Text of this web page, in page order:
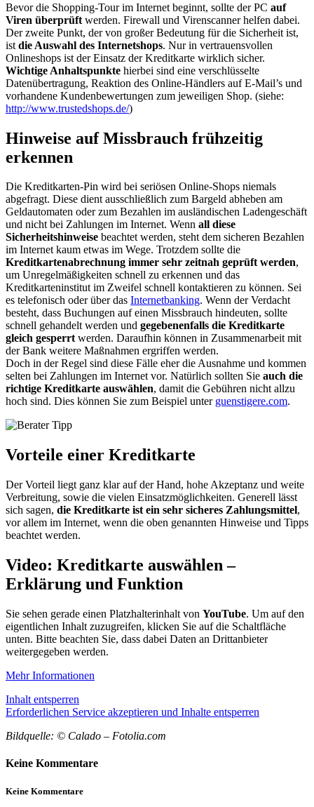
Bevor die Shopping-Tour im Internet beginnt, sollte der PC auf
Viren überprüft werden. Firewall und Virenscanner helfen dabei.
Der zweite Punkt, der von großer Bedeutung für die Sicherheit ist,
ist die Auswahl des Internetshops. Nur in vertrauensvollen
Onlineshops ist der Einsatz der Kreditkarte wirklich sicher.
Wichtige Anhaltspunkte hierbei sind eine verschlüsselte
Datenübertragung, Reaktion des Online-Händlers auf E-Mail’s und
vorhandene Kundenbewertungen zum jeweiligen Shop. (siehe:
http://www.trustedshops.de/)
Hinweise auf Missbrauch frühzeitig
erkennen
Die Kreditkarten-Pin wird bei seriösen Online-Shops niemals
abgefragt. Diese dient ausschließlich zum Bargeld abheben am
Geldautomaten oder zum Bezahlen im ausländischen Ladengeschäft
und nicht bei Zahlungen im Internet. Wenn all diese
Sicherheitshinweise beachtet werden, steht dem sicheren Bezahlen
im Internet kaum etwas im Wege. Trotzdem sollte die
Kreditkartenabrechnung immer sehr zeitnah geprüft werden,
um Unregelmäßigkeiten schnell zu erkennen und das
Kreditkarteninstitut im Zweifel schnell kontaktieren zu können. Sei
es telefonisch oder über das Internetbanking. Wenn der Verdacht
besteht, dass Buchungen auf einen Missbrauch hindeuten, sollte
schnell gehandelt werden und gegebenenfalls die Kreditkarte
gleich gesperrtwerden. Daraufhin können in Zusammenarbeit mit
der Bank weitere Maßnahmen ergriffen werden.
Doch in der Regel sind diese Fälle eher die Ausnahme und kommen
selten bei Zahlungen im Internet vor. Natürlich sollten Sie auch die
richtige Kreditkarte auswählen, damit die Gebühren nicht allzu
hoch sind. Dies können Sie zum Beispiel unter guenstigere.com.
Vorteile einer Kreditkarte
Der Vorteil liegt ganz klar auf der Hand, hohe Akzeptanz und weite
Verbreitung, sowie die vielen Einsatzmöglichkeiten. Generell lässt
sich sagen, die Kreditkarte ist ein sehr sicheres Zahlungsmittel,
vor allem im Internet, wenn die oben genannten Hinweise und Tipps
beachtet werden.
Video: Kreditkarte auswählen –
Erklärung und Funktion
Sie sehen gerade einen Platzhalterinhalt von YouTube. Um auf den
eigentlichen Inhalt zuzugreifen, klicken Sie auf die Schaltfläche
unten. Bitte beachten Sie, dass dabei Daten an Drittanbieter
weitergegeben werden.
Mehr Informationen
Inhalt entsperren
Erforderlichen Service akzeptieren und Inhalte entsperren
Bildquelle: © Calado – Fotolia.com
Keine Kommentare
Keine Kommentare